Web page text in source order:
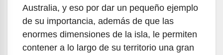
Australia, y eso por dar un pequeño ejemplo
de su importancia, además de que las
enormes dimensiones de la isla, le permiten
contener a lo largo de su territorio una gran